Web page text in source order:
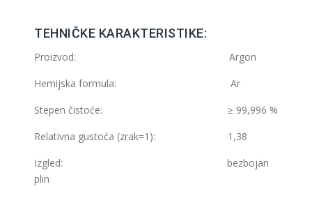
TEHNIČKE KARAKTERISTIKE:
Proizvod: Argon
Hemijska formula: Ar
Stepen čistoće: ≥ 99,996 %
Relativna gustoća (zrak=1): 1,38
Izgled: bezbojan
plin